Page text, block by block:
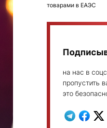
товарами в ЕАЭС
на нас в
пропустить
это